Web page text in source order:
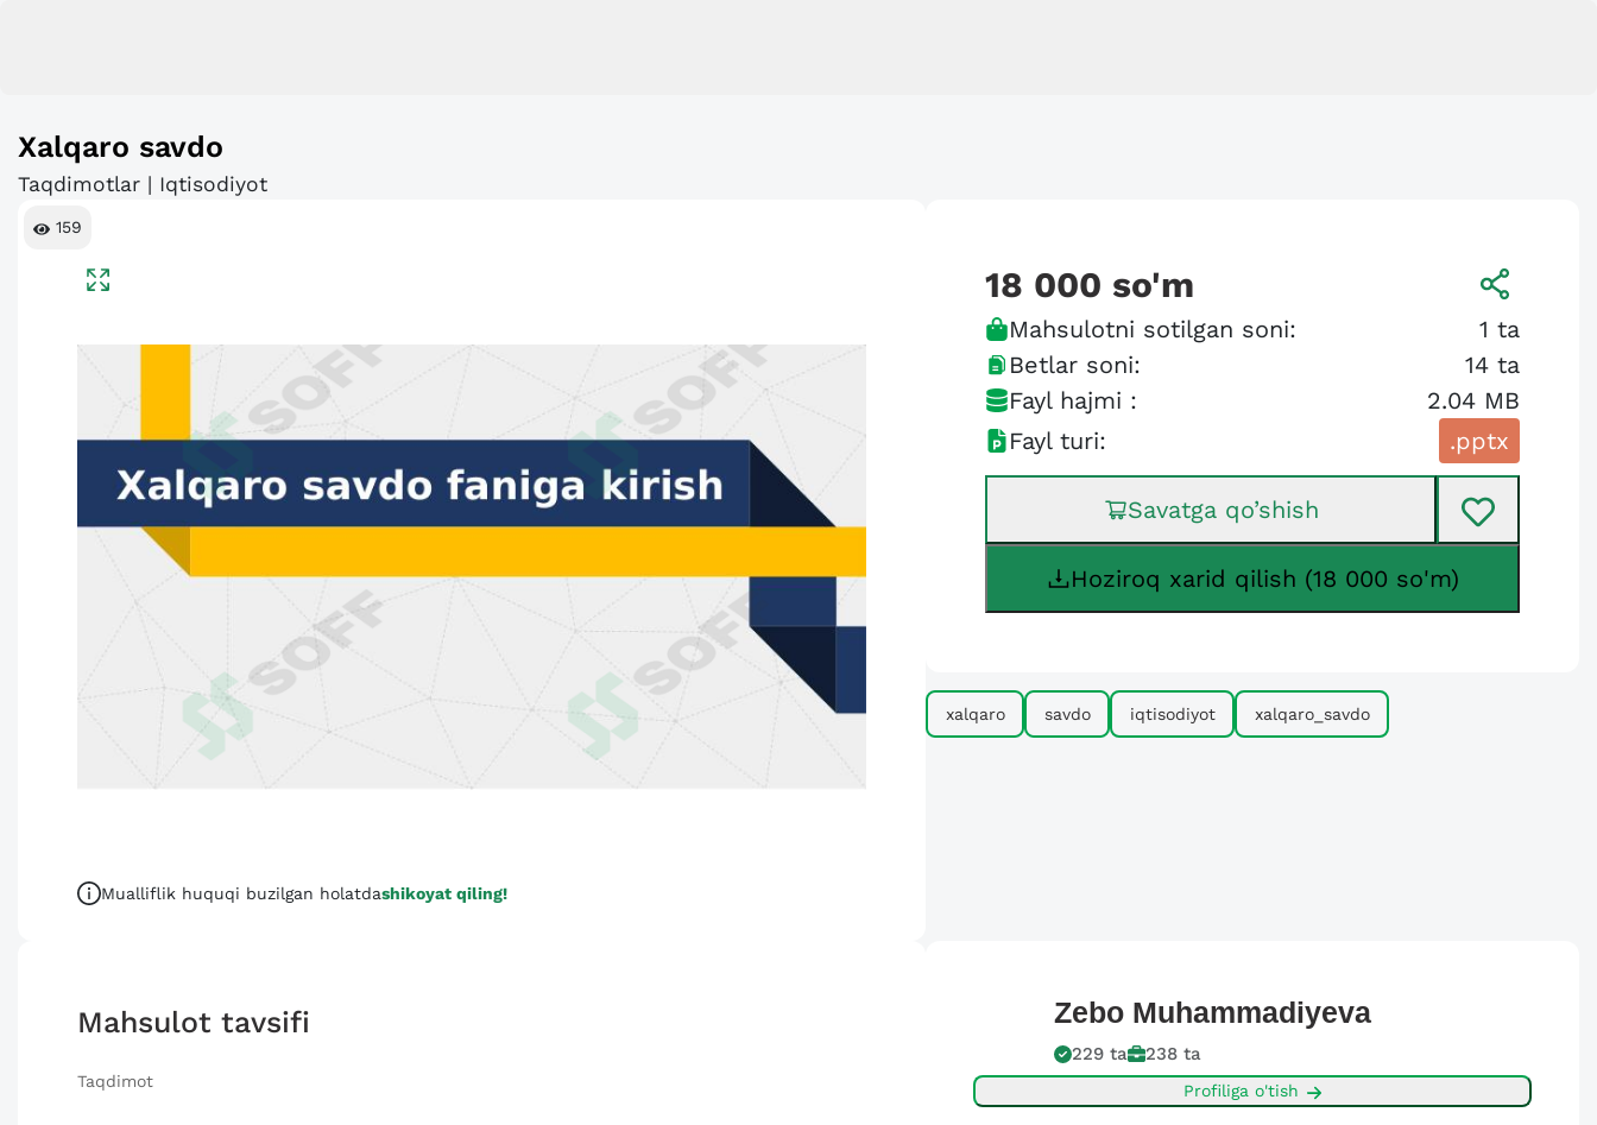
Xalqaro savdo
Taqdimotlar | Iqtisodiyot
159
Mualliflik huquqi buzilgan holatdashikoyat qiling!
18 000 so'm
Mahsulotni sotilgan soni: 1 ta
Betlar soni:
14 ta
Fayl hajmi :
2.04 MB
Fayl turi:
.pptx
Savatga qo’shish
Hoziroq xarid qilish (18 000 so'm)
xalqaro savdo iqtisodiyot xalqaro_savdo
Mahsulot tavsifi
Taqdimot
Zebo Muhammadiyeva
229 ta 238 ta
Profiliga o'tish